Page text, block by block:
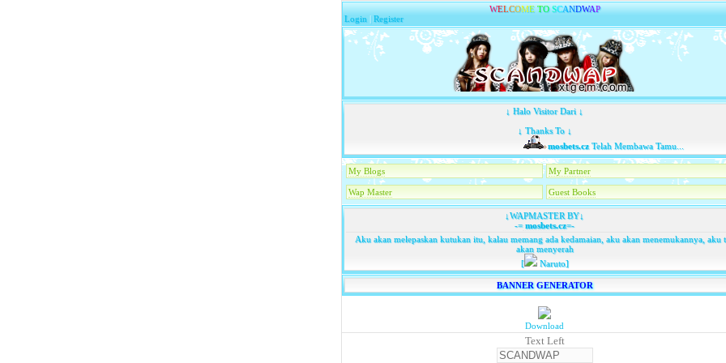
WELCOME TO SCANDWAP
Login |Register
↓ Halo Visitor Dari ↓
↓ Thanks To ↓
mosbets.czTelah Membawa Tamu...
My Blogs My Partner
Wap Master Guest Books
↓WAPMASTER BY↓
-=mosbets.cz=-
Aku akan melepaskan kutukan itu, kalau memang ada kedamaian, aku akan menemukannya, aku
akan menyerah
[
Naruto]
BANNER GENERATOR
Download
Text Left